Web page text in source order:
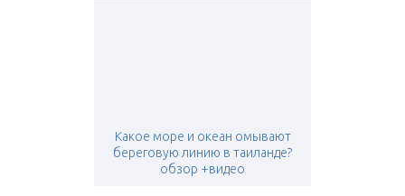
Какое море и океан омывают
береговую линию в таиланде?
обзор +видео